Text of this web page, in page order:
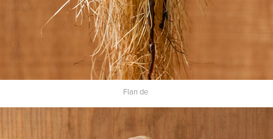
Flan de